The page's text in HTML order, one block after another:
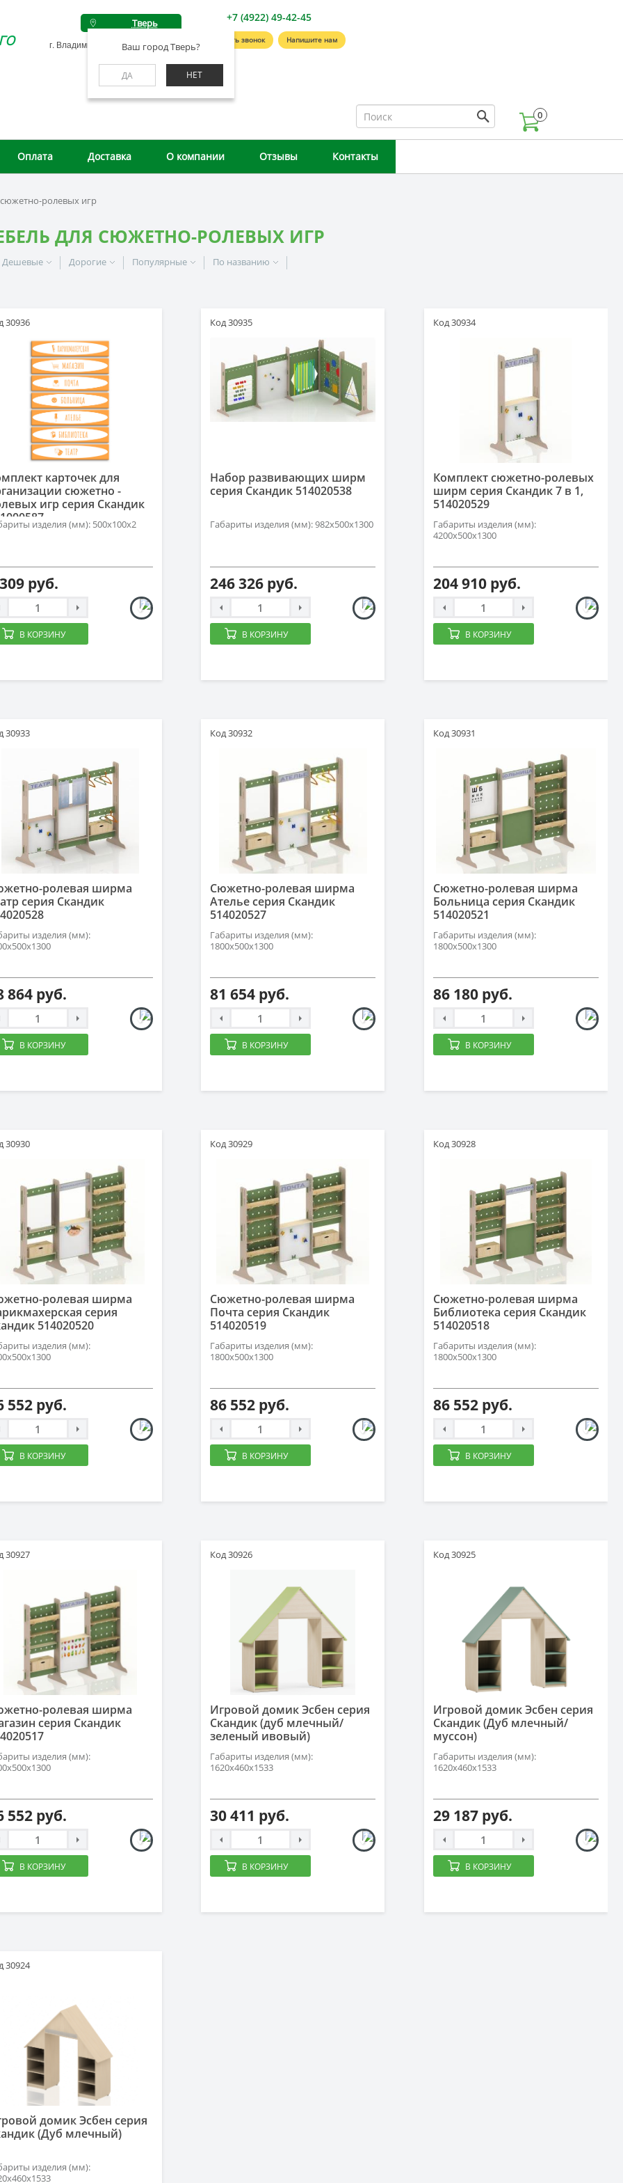
Тверь
Ваш город Тверь?
ДА НЕТ
г. Владимир, ул. Студенческая, д. 4А
+7 (4922) 49-42-45
Заказать звонок Напишите нам
0
Оплата Доставка О компании Отзывы Контакты
ролевых игр
ДЛЯ СЮЖЕТНО-РОЛЕВЫХ ИГР
Дешевые Дорогие Популярные По названию
30936
карточек для
сюжетно -
игр серия Скандик
изделия (мм): 500х100х2
руб.
В КОРЗИНУ
Код 30935
Набор развивающих ширм
серия Скандик 514020538
Габариты изделия (мм): 982х500х1300
246 326 руб.
В КОРЗИНУ
Код 30934
Комплект сюжетно-ролевых
ширм серия Скандик 7 в 1,
514020529
Габариты изделия (мм):
4200х500х1300
204 910 руб.
В КОРЗИНУ
30933
ролевая ширма
серия Скандик
изделия (мм):
864 руб.
В КОРЗИНУ
Код 30932
Сюжетно-ролевая ширма
Ателье серия Скандик
514020527
Габариты изделия (мм):
1800х500х1300
81 654 руб.
В КОРЗИНУ
Код 30931
Сюжетно-ролевая ширма
Больница серия Скандик
514020521
Габариты изделия (мм):
1800х500х1300
86 180 руб.
В КОРЗИНУ
30930
ролевая ширма
серия
514020520
изделия (мм):
552 руб.
В КОРЗИНУ
Код 30929
Сюжетно-ролевая ширма
Почта серия Скандик
514020519
Габариты изделия (мм):
1800х500х1300
86 552 руб.
В КОРЗИНУ
Код 30928
Сюжетно-ролевая ширма
Библиотека серия Скандик
514020518
Габариты изделия (мм):
1800х500х1300
86 552 руб.
В КОРЗИНУ
30927
ролевая ширма
серия Скандик
изделия (мм):
552 руб.
В КОРЗИНУ
Код 30926
Игровой домик Эсбен серия
Скандик (дуб млечный/
зеленый ивовый)
Габариты изделия (мм):
1620х460х1533
30 411 руб.
В КОРЗИНУ
Код 30925
Игровой домик Эсбен серия
Скандик (Дуб млечный/
муссон)
Габариты изделия (мм):
1620х460х1533
29 187 руб.
В КОРЗИНУ
30924
домик Эсбен серия
(Дуб млечный)
изделия (мм):